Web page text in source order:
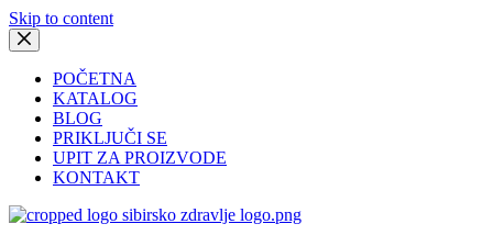
Skip to content
POČETNA
KATALOG
BLOG
PRIKLJUČI SE
UPIT ZA PROIZVODE
KONTAKT